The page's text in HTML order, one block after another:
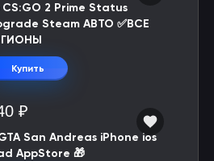
CS:GO 2 Prime Status
Steam АВТО ✅ВСЕ
Купить
₽
San Andreas iPhone ios
AppStore 🎁